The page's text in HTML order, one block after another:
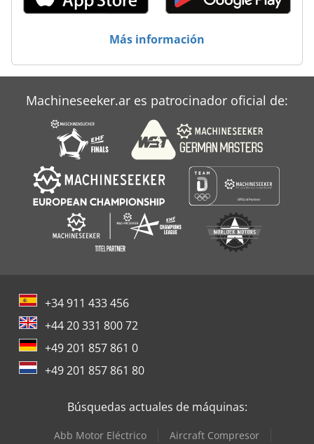
Case Ih Mx 150
Case Ih Mx 285
Case-Ih Maxxum
Más información
Machineseeker.ar es patrocinador oficial de:
+34 911 433 456
+44 20 331 800 72
+49 201 857 861 0
+49 201 857 861 80
Búsquedas actuales de máquinas:
Abb Motor Eléctrico
Aircraft Compresor